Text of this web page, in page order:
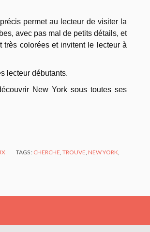
permet au lecteur de visiter la
avec pas mal de petits détails, et
très colorées et invitent le lecteur à
lecteur débutants.
New York sous toutes ses
TAGS : CHERCHE ,TROUVE ,NEW YORK